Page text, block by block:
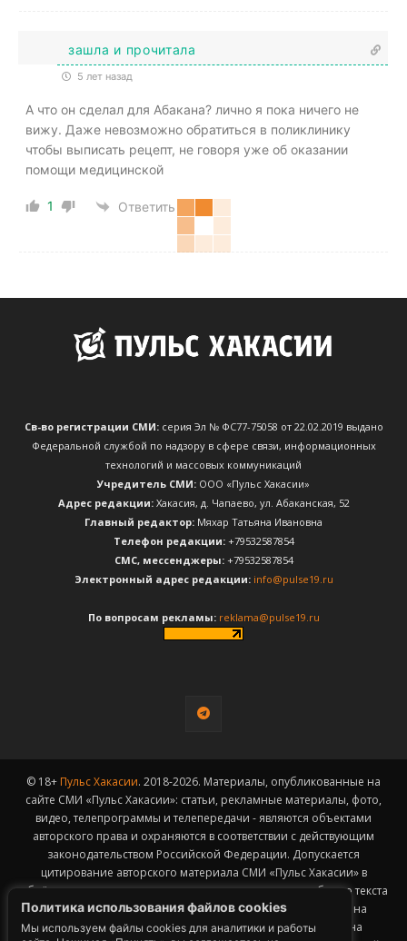
Политика использования файлов cookies
Мы используем файлы cookies для аналитики и работы
зашла и прочитала
5 лет назад
А что он сделал для Абакана? лично я пока ничего не
вижу. Даже невозможно обратиться в поликлинику
чтобы выписать рецепт, не говоря уже об оказании
помощи медицинской
1 Ответить
Св-во регистрации СМИ:серия Эл № ФС77-75058 от 22.02.2019 выдано
Федеральной службой по надзору в сфере связи, информационных
технологий и массовых коммуникаций
Учредитель СМИ: ООО «Пульс Хакасии»
Адрес редакции:Хакасия, д. Чапаево, ул. Абаканская, 52
Главный редактор: Мяхар Татьяна Ивановна
Телефон редакции:+79532587854
CМС, мессенджеры:+79532587854
Электронный адрес редакции: info@pulse19.ru
По вопросам рекламы: reklama@pulse19.ru
© 18+ Пульс Хакасии. 2018-2026. Материалы, опубликованные на
сайте СМИ «Пульс Хакасии»: статьи, рекламные материалы, фото,
видео, телепрограммы и телепередачи - являются объектами
авторского права и охраняются в соответствии с действующим
законодательством Российской Федерации. Допускается
цитирование авторского материала СМИ «Пульс Хакасии» в
объёме, не превышающем пятидесяти процентов от общего текста
публикации с обязательным размещением гиперссылки на
страницу заимствования материала. Гиперссылка должна